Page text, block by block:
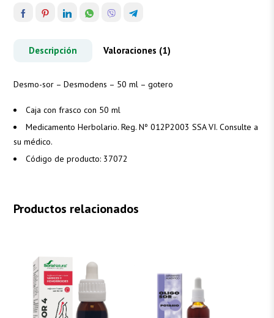
Descripción Valoraciones (1)
Desmo-sor – Desmodens – 50 ml – gotero
Caja con frasco con 50 ml
Medicamento Herbolario. Reg. Nº 012P2003 SSA VI. Consulte a
su médico.
Código de producto: 37072
Productos relacionados